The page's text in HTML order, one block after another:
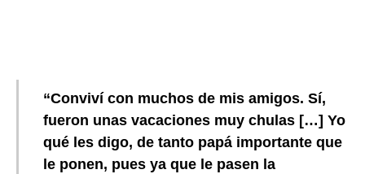
“Conviví con muchos de mis amigos. Sí,
fueron unas vacaciones muy chulas […] Yo
qué les digo, de tanto papá importante que
le ponen, pues ya que le pasen la